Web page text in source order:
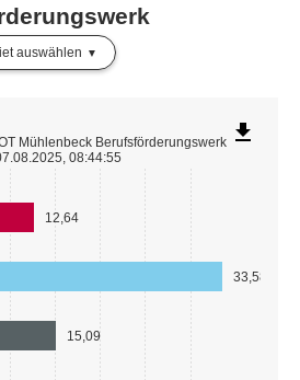
auswählen
12,64
33,58
15,09
Mühlenbeck Berufsförderungswerk
08:44:55
file_download